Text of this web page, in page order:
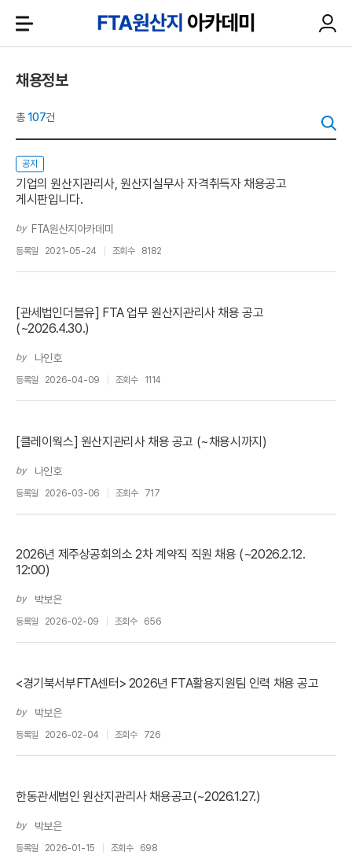
채용정보
총 107건
공지
기업의 원산지관리사, 원산지실무사 자격취득자 채용공고
게시판입니다.
by FTA원산지아카데미
등록일 2021-05-24 조회수 8182
[관세법인더블유] FTA 업무 원산지관리사 채용 공고
(~2026.4.30.)
by 나인호
등록일 2026-04-09 조회수 1114
[클레이웍스] 원산지관리사 채용 공고 (~채용시까지)
by 나인호
등록일 2026-03-06 조회수 717
2026년 제주상공회의소 2차 계약직 직원 채용 (~2026.2.12.
12:00)
by 박보은
등록일 2026-02-09 조회수 656
<경기북서부FTA센터> 2026년 FTA활용지원팀 인력 채용 공고
by 박보은
등록일 2026-02-04 조회수 726
한동관세법인 원산지관리사 채용공고(~2026.1.27.)
by 박보은
등록일 2026-01-15 조회수 698